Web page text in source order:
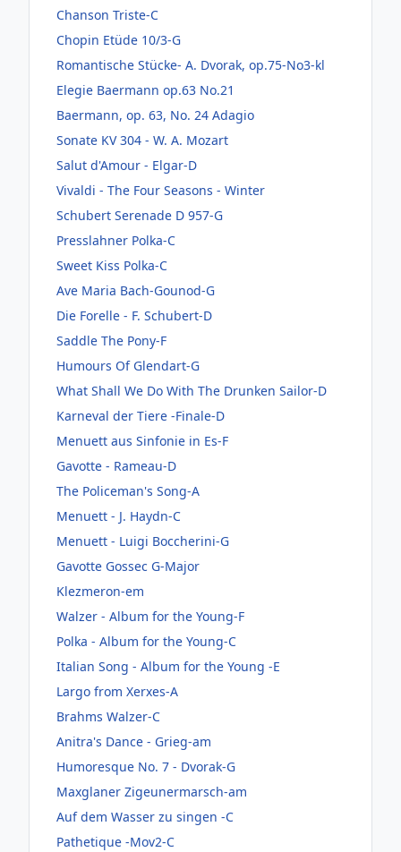
Chanson Triste-C
Chopin Etüde 10/3-G
Romantische Stücke- A. Dvorak, op.75-No3-kl
Elegie Baermann op.63 No.21
Baermann, op. 63, No. 24 Adagio
Sonate KV 304 - W. A. Mozart
Salut d'Amour - Elgar-D
Vivaldi - The Four Seasons - Winter
Schubert Serenade D 957-G
Presslahner Polka-C
Sweet Kiss Polka-C
Ave Maria Bach-Gounod-G
Die Forelle - F. Schubert-D
Saddle The Pony-F
Humours Of Glendart-G
What Shall We Do With The Drunken Sailor-D
Karneval der Tiere -Finale-D
Menuett aus Sinfonie in Es-F
Gavotte - Rameau-D
The Policeman's Song-A
Menuett - J. Haydn-C
Menuett - Luigi Boccherini-G
Gavotte Gossec G-Major
Klezmeron-em
Walzer - Album for the Young-F
Polka - Album for the Young-C
Italian Song - Album for the Young -E
Largo from Xerxes-A
Brahms Walzer-C
Anitra's Dance - Grieg-am
Humoresque No. 7 - Dvorak-G
Maxglaner Zigeunermarsch-am
Auf dem Wasser zu singen -C
Pathetique -Mov2-C